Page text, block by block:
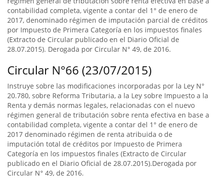
contabilidad completa, vigente a contar del 1° de enero de
2017, denominado régimen de imputación parcial de créditos
por Impuesto de Primera Categoría en los impuestos finales
(Extracto de Circular publicado en el Diario Oficial de
28.07.2015). Derogada por Circular N° 49, de 2016.
Circular N°66 (23/07/2015)
Instruye sobre las modificaciones incorporadas por la Ley N°
20.780, sobre Reforma Tributaria, a la Ley sobre Impuesto a la
Renta y demás normas legales, relacionadas con el nuevo
régimen general de tributación sobre renta efectiva en base a
contabilidad completa, vigente a contar del 1° de enero de
2017 denominado régimen de renta atribuida o de
imputación total de créditos por Impuesto de Primera
Categoría en los impuestos finales (Extracto de Circular
publicado en el Diario Oficial de 28.07.2015).Derogada por
Circular N° 49, de 2016.